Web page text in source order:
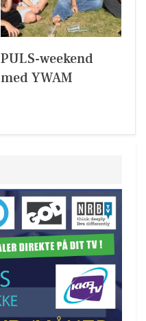
PULS-weekend
med YWAM